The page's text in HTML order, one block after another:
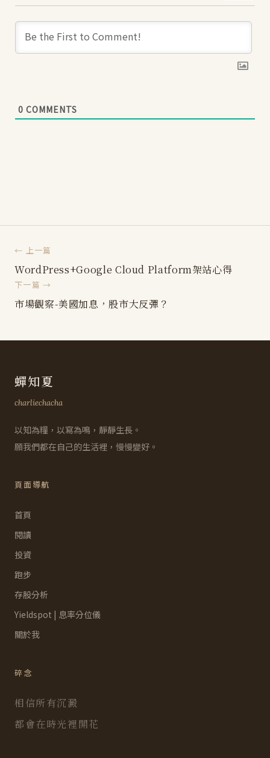
0 COMMENTS
← 上一篇
WordPress+Google Cloud Platform架站心得
下一篇 →
市場觀察-美國加息，股市大反彈？
蟬知夏
charliechacha
以知為糧，以寫為鳴，靜靜生長。
願我們都在自己的生活裡，慢慢變好。
頁面導航
首頁
閱讀
投資
跑步
存股分析
Yieldspot | 息率分位儀
關於我
碎念
相信所有沉澱
都會在時光裡開花